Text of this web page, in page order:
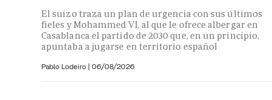
El suizo traza un plan de urgencia con sus últimos
fieles y Mohammed VI, al que le ofrece albergar en
Casablanca el partido de 2030 que, en un principio,
apuntaba a jugarse en territorio español
Pablo Lodeiro | 06/08/2026